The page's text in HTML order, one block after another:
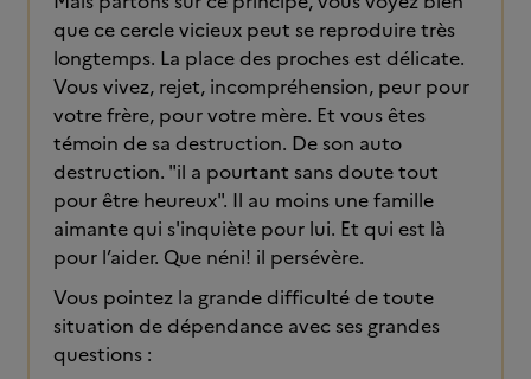
que ce cercle vicieux peut se reproduire très
longtemps. La place des proches est délicate.
Vous vivez, rejet, incompréhension, peur pour
votre frère, pour votre mère. Et vous êtes
témoin de sa destruction. De son auto
destruction. "il a pourtant sans doute tout
pour être heureux". Il au moins une famille
aimante qui s'inquiète pour lui. Et qui est là
pour l’aider. Que néni! il persévère.
Vous pointez la grande difficulté de toute
situation de dépendance avec ses grandes
questions :